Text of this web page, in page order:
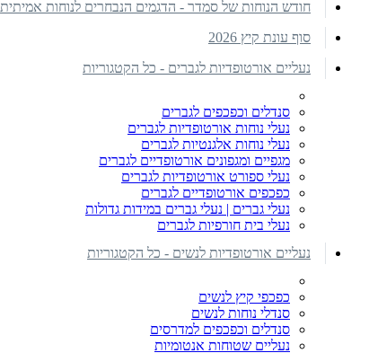
חודש הנוחות של סמדר - הדגמים הנבחרים לנוחות אמיתית
סוף עונת קיץ 2026
נעליים אורטופדיות לגברים - כל הקטגוריות
סנדלים וכפכפים לגברים
נעלי נוחות אורטופדיות לגברים
נעלי נוחות אלגנטיות לגברים
מגפיים ומגפונים אורטופדיים לגברים
נעלי ספורט אורטופדיות לגברים
כפכפים אורטופדיים לגברים
נעלי גברים | נעלי גברים במידות גדולות
נעלי בית חורפיות לגברים
נעליים אורטופדיות לנשים - כל הקטגוריות
כפכפי קיץ לנשים
סנדלי נוחות לנשים
סנדלים וכפכפים למדרסים
נעליים שטוחות אנטומיות